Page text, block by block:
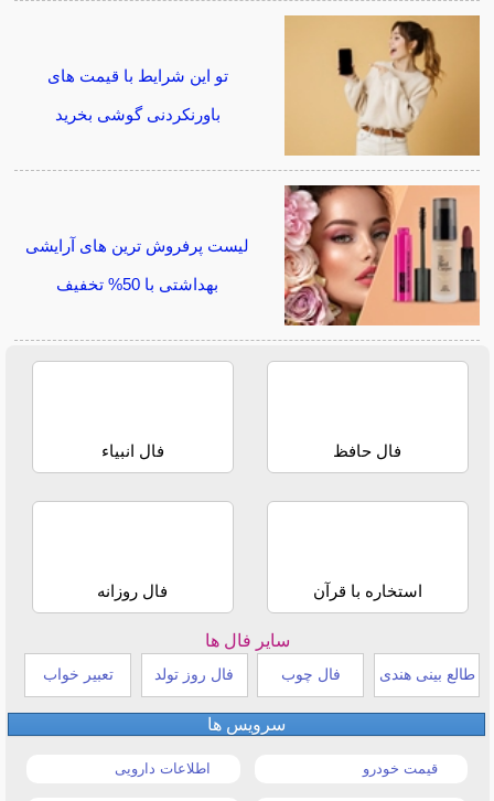
تو این شرایط با قیمت های
باورنکردنی گوشی بخرید
لیست پرفروش ترین های آرایشی
بهداشتی با 50% تخفیف
فال حافظ فال انبیاء
استخاره با قرآن فال روزانه
سایر فال ها
طالع بینی هندی فال چوب فال روز تولد تعبیر خواب
سرویس ها
قیمت خودرو اطلاعات دارویی